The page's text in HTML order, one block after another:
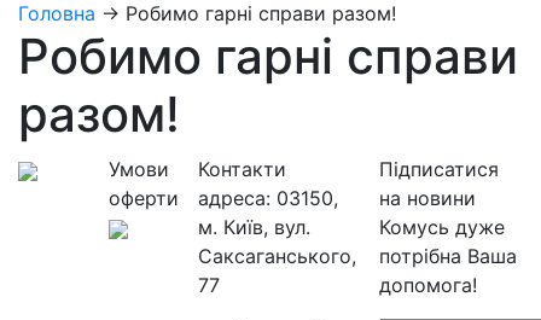
Головна → Робимо гарні справи разом!
Робимо гарні справи
разом!
Умови
оферти
Контакти
адреса: 03150,
м. Київ, вул.
Саксаганського,
77
Підписатися
на новини
Комусь дуже
потрібна Ваша
допомога!